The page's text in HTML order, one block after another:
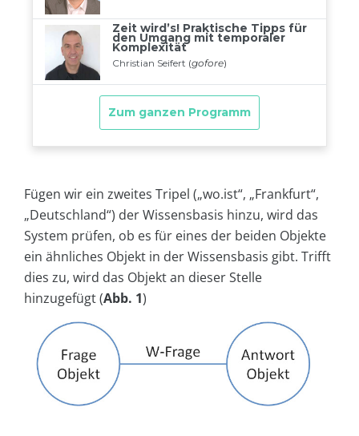
Fügen wir ein zweites Tripel („wo.ist“, „Frankfurt“,
„Deutschland“) der Wissensbasis hinzu, wird das
System prüfen, ob es für eines der beiden Objekte
ein ähnliches Objekt in der Wissensbasis gibt. Trifft
dies zu, wird das Objekt an dieser Stelle
hinzugefügt (Abb. 1)